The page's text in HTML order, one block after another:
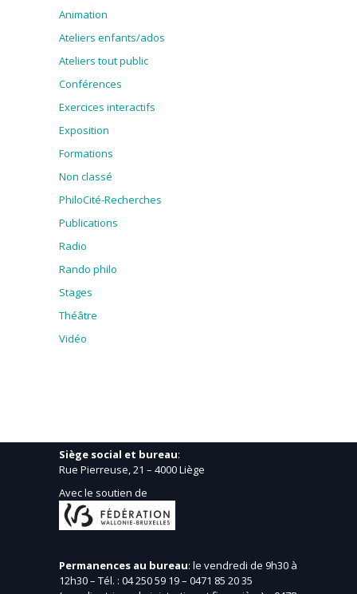
Animation
Ateliers enfants/ados
Ateliers tout public
Conférences
Exercices interactifs
Exposition
Formations
Non classé
PhiloCité-Recherches
Publications
Radio
Rando philo
Stages
Théâtre
Vidéo
Siège social et bureau:
Rue Pierreuse, 21 – 4000 Liège
Avec le soutien de
Permanences au bureau: le vendredi de 9h30 à
12h30 – Tél. : 04 250 59 19 – 0471 85 20 35